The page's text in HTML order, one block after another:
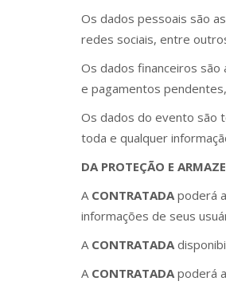
Os dados pessoais são
redes sociais, entre
Os dados financeiros
e pagamentos
Os dados do evento são
toda e qualquer
DA PROTEÇÃO E
A CONTRATADApoderá
informações de seus
A CONTRATADA
A CONTRATADApoderá